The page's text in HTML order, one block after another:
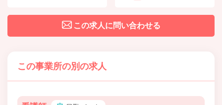
この求人に問い合わせる
この事業所の別の求人